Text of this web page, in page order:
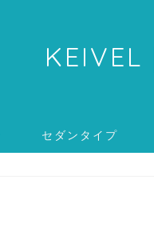
KEIVEL
セダンタイプ